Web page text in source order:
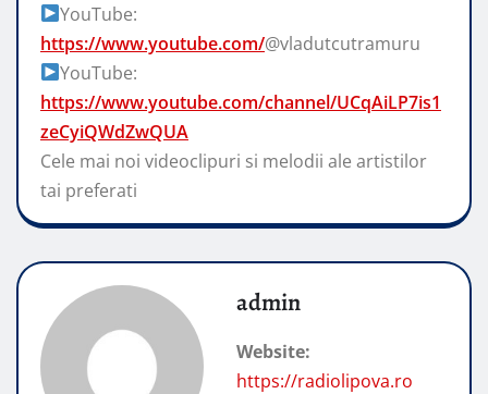
YouTube:
https://www.youtube.com/@vladutcutramuru
YouTube:
https://www.youtube.com/channel/UCqAiLP7is1
zeCyiQWdZwQUA
Cele mai noi videoclipuri si melodii ale artistilor
tai preferati
admin
Website:
https://radiolipova.ro